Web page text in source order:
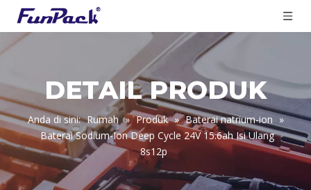
DETAIL PRODUK
Anda di sini: Rumah » Produk » Baterai natrium-ion »
Baterai Sodium-Ion Deep Cycle 24V 15.6ah Isi Ulang
8s12p